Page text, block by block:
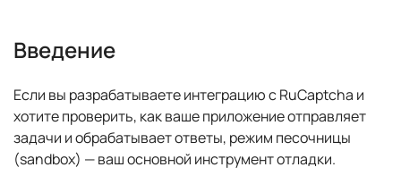
Введение
Если вы разрабатываете интеграцию с RuCaptcha и
хотите проверить, как ваше приложение отправляет
задачи и обрабатывает ответы, режим песочницы
(sandbox) — ваш основной инструмент отладки.